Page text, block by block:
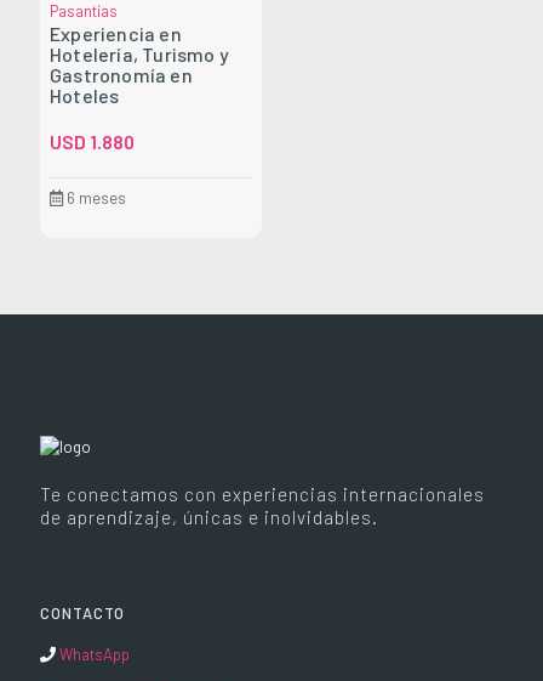
Pasantías
Experiencia en
Hotelería, Turismo y
Gastronomía en
Hoteles
USD 1.880
6 meses
Te conectamos con experiencias internacionales
de aprendizaje, únicas e inolvidables.
CONTACTO
WhatsApp